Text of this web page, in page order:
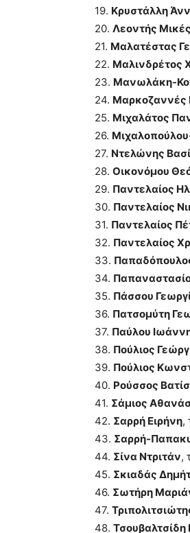
19. Κρυστάλλη
20. Λεοντής Μικές
21. Μαλατέστας
22. Μαλινδρέτος
23. Μανωλάκη-
24. Μαρκοζαννές
25. Μιχαλάτος
26.
27. Ντελώνης
28. Οικονόμου
29. Παντελαίος
30. Παντελαίος
31. Παντελαίος
32. Παντελαίος
33.
34.
35. Πάσσου
36. Πατσομύτη
37. Παύλου
38. Πούλιος
39. Πούλιος
40. Ρούσσος
41. Σάμιος
42. Σαρρή Ειρήνη,
43. Σαρρή-
44. Σίνα Ντριτάν,
45. Σκιαδάς
46. Σωτήρη
47.
48. Τσουβαλτσίδη